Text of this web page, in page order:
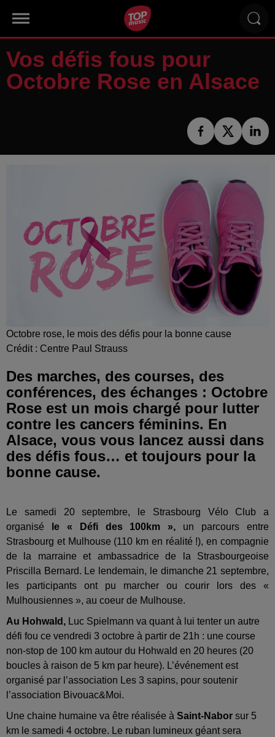
Vos défis fous pour
Octobre Rose en Alsace
Octobre rose, le mois des défis pour la bonne cause
Crédit : Centre Paul Strauss
Des marches, des courses, des
conférences, des échanges : Octobre
Rose est un mois chargé pour lutter
contre les cancers féminins. En
Alsace, vous vous lancez aussi dans
des défis fous… et toujours pour la
bonne cause.
Le samedi 20 septembre, le Strasbourg Vélo Club a
organisé le « Défi des 100km », un parcours entre
Strasbourg et Mulhouse (110 km en réalité !), en compagnie
de la marraine et ambassadrice de la Strasbourgeoise
Priscilla Bernard. Le lendemain, le dimanche 21 septembre,
les participants ont pu marcher ou courir lors des «
Mulhousiennes », au coeur de Mulhouse.
Au Hohwald, Luc Spielmann va quant à lui tenter un autre
défi fou ce vendredi 3 octobre à partir de 21h : une course
non-stop de 100 km autour du Hohwald en 20 heures (20
boucles à raison de 5 km par heure). L’événement est
organisé par l’association Les 3 sapins, pour soutenir
l’association Bivouac&Moi.
Une chaine humaine va être réalisée à Saint-Nabor sur 5
km le samedi 4 octobre. Le ruban lumineux géant sera